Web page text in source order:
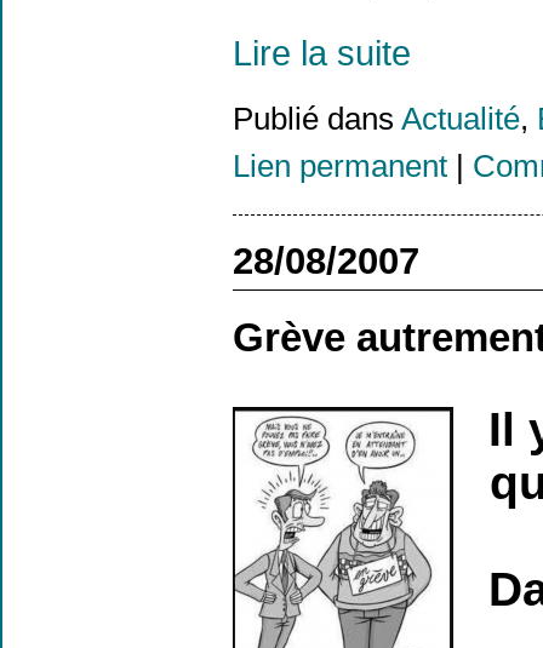
Lire la suite
Publié dans Actualité,
Lien permanent
28/08/2007
Grève
Il